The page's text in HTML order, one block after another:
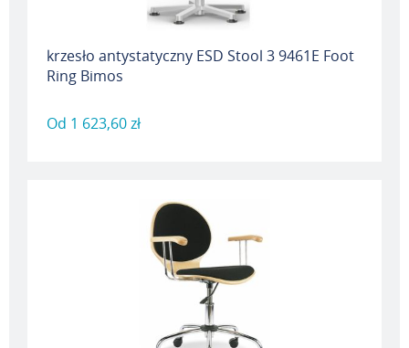
krzesło antystatyczny ESD Stool 3 9461E Foot
Ring Bimos
Od 1 623,60 zł